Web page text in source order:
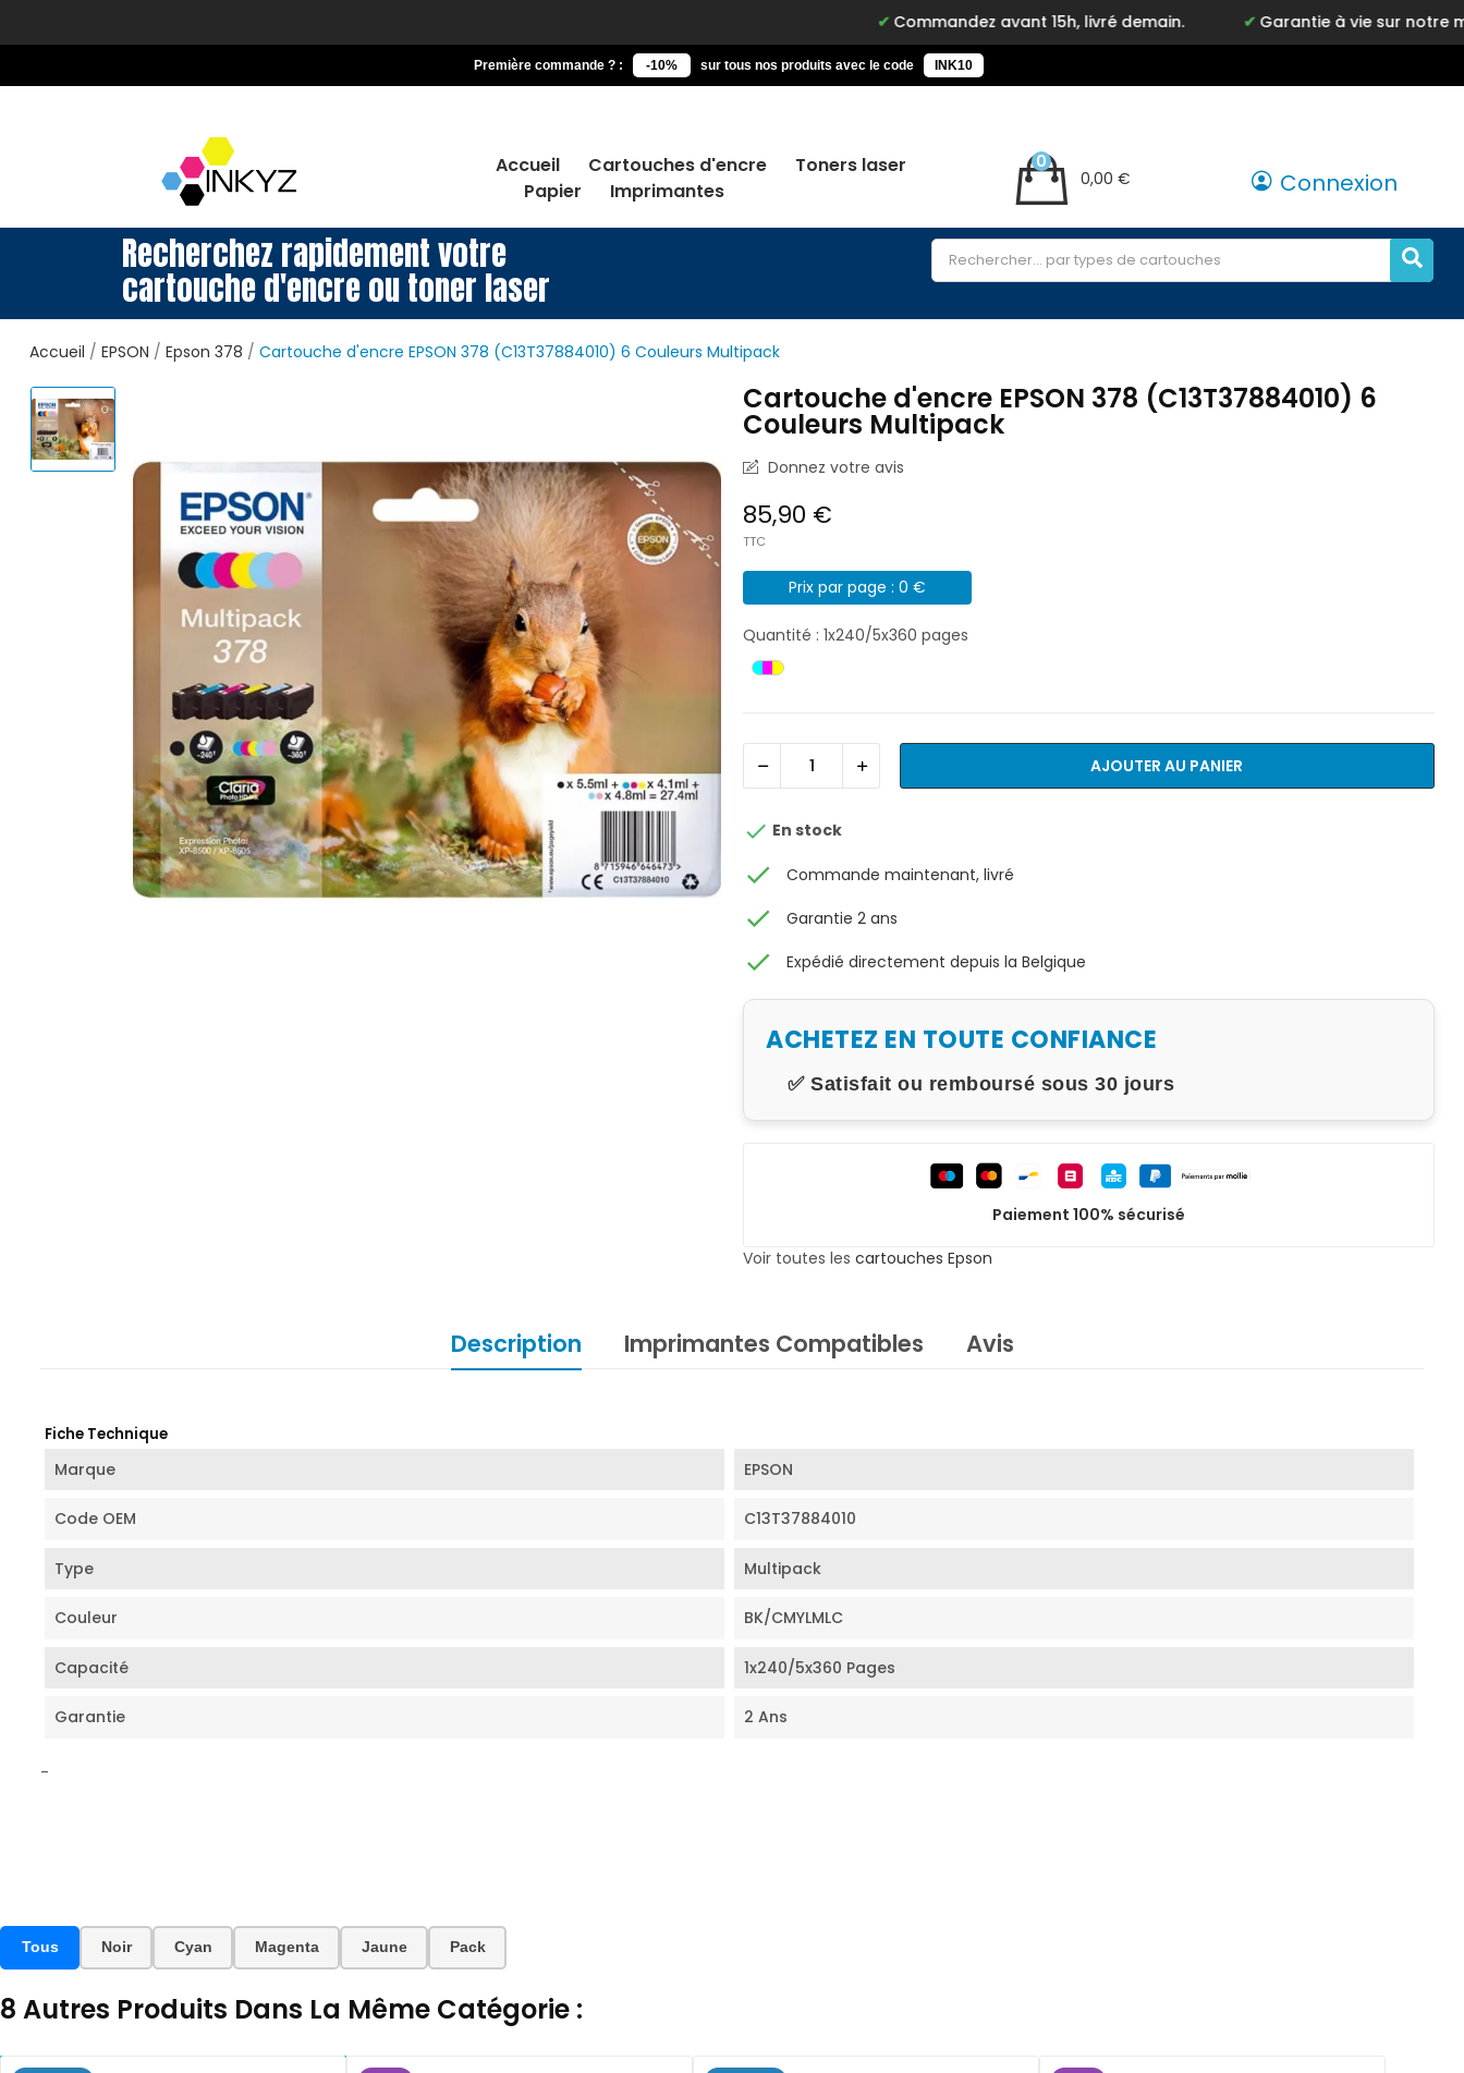
Commandez avant 15h, livré demain. Garantie à vie sur notre marque Inkyz
Première commande ? : -10% sur tous nos produits avec le code INK10
Accueil Cartouches d'encre
Toners laser
Papier
Imprimantes
0,00 €
0
Connexion
Recherchez rapidement votre
cartouche d'encre ou toner laser
Accueil EPSON Epson 378 Cartouche d'encre EPSON 378 (C13T37884010) 6 Couleurs Multipack
Cartouche d'encre EPSON 378 (C13T37884010) 6
Couleurs Multipack
Donnez votre avis
85,90 €
TTC
Prix par page : 0 €
Quantité : 1x240/5x360 pages
AJOUTER AU PANIER
 En stock
check Commande maintenant, livré
check Garantie 2 ans
check Expédié directement depuis la Belgique
ACHETEZ EN TOUTE CONFIANCE
✅ Satisfait ou remboursé sous 30 jours
Paiement 100% sécurisé
Voir toutes les cartouches Epson
Description Imprimantes Compatibles Avis
Fiche Technique
Marque EPSON
Code OEM C13T37884010
Type Multipack
Couleur BK/CMYLMLC
Capacité 1x240/5x360 Pages
Garantie 2 Ans
-
Tous Noir Cyan Magenta Jaune Pack
8 Autres Produits Dans La Même Catégorie :